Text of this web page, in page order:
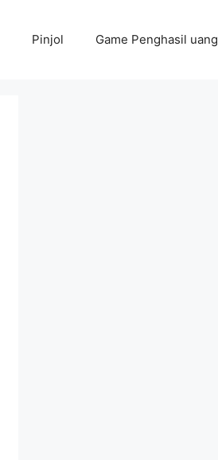
Pinjol Game Penghasil uang